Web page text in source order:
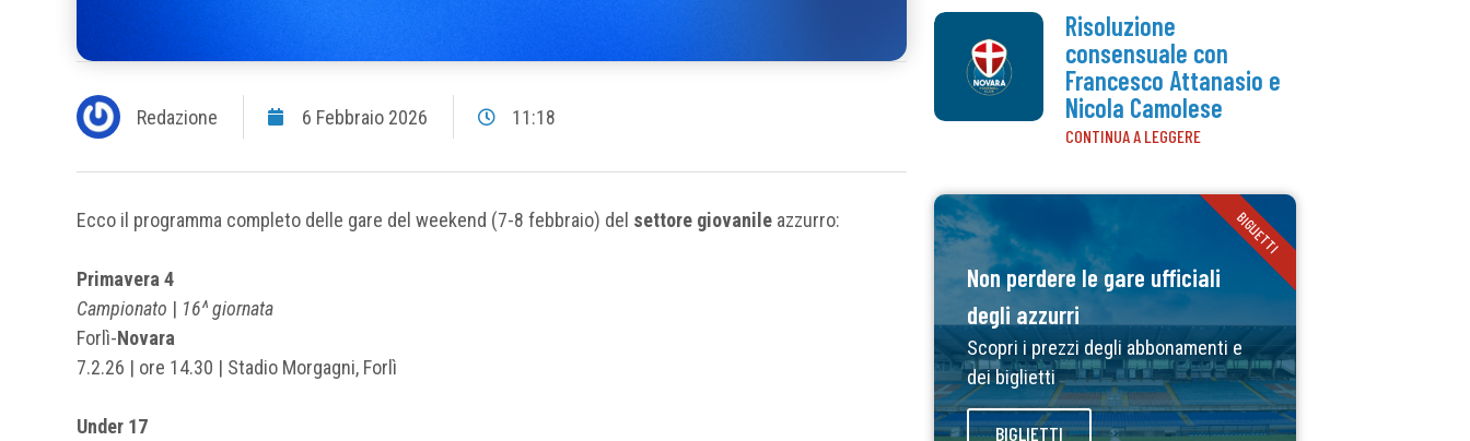
Redazione 6 Febbraio 2026 11:18
Ecco il programma completo delle gare del weekend (7-8 febbraio) del settore giovanile azzurro:
Primavera 4
Campionato | 16^ giornata
Forlì-Novara
7.2.26 | ore 14.30 | Stadio Morgagni, Forlì
Under 17
Risoluzione
consensuale con
Francesco Attanasio e
Nicola Camolese
CONTINUA A LEGGERE
Non perdere le gare ufficiali
degli azzurri
Scopri i prezzi degli abbonamenti e
dei biglietti
BIGLIETTI
BIGLIETTI